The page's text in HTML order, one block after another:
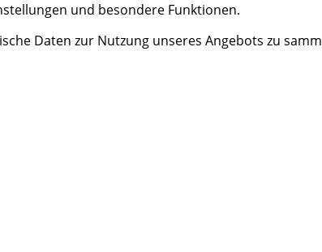
und besondere Funktionen.
Daten zur Nutzung unseres Angebots zu